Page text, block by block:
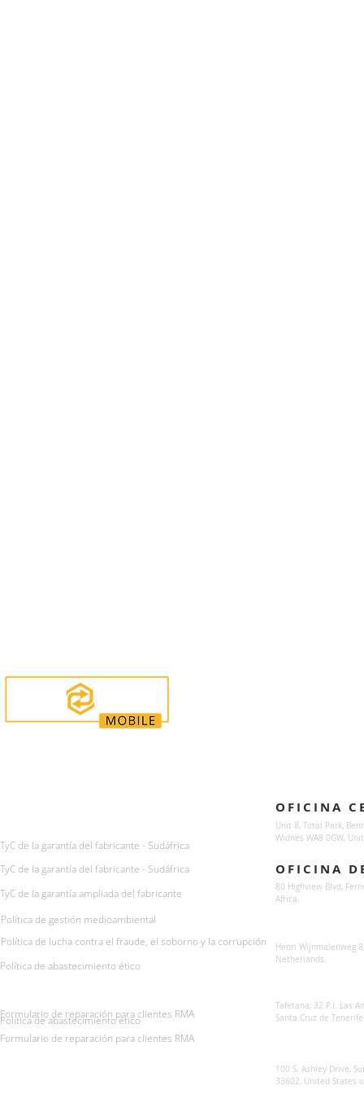
TyC de la garantía del fabricante - Sudáfrica
TyC de la garantía del fabricante - Sudáfrica
TyC de la garantía ampliada del fabricante
Política de gestión medioambiental
Política de lucha contra el fraude, el soborno y la corrupción
Política de abastecimiento ético
Formulario de reparación para clientes RMA
Formulario de reparación para clientes RMA
Política de abastecimiento ético
OFICINA
Unit 8, Total Park,
Widnes WA8 0GW,
OFICINA
80 Highview Blvd,
Africa.
Henri Wijnmalenweg
Netherlands.
Tafetana, 32 P.I. Las
Santa Cruz de Tenerife
100 S. Ashley Drive,
33602, United States